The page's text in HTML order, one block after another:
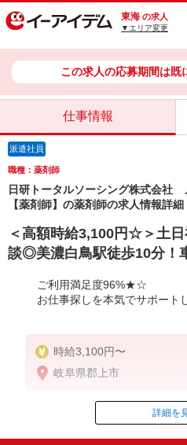
東海 の求人
▼エリア変更
この求人の応募期間は既
仕事情報
派遣社員
職種：薬剤師
日研トータルソーシング株式会社
【薬剤師】の薬剤師の求人情報詳
＜高額時給3,100円☆＞土
談◎美濃白鳥駅徒歩10分！
ご利用満足度96%★☆
お仕事探しを本気でサポート
時給3,100円〜
岐阜県郡上市
詳細を